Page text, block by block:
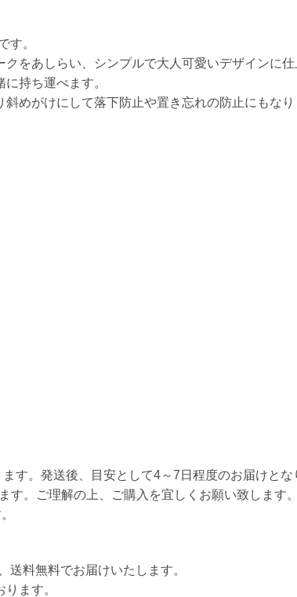
す。
をあしらい、シンプルで大人可愛いデザインに仕
持ち運べます。
めがけにして落下防止や置き忘れの防止にもなり
す。発送後、目安として4～7日程度のお届けとな
。ご理解の上、ご購入を宜しくお願い致します。
料無料でお届けいたします。
ます。